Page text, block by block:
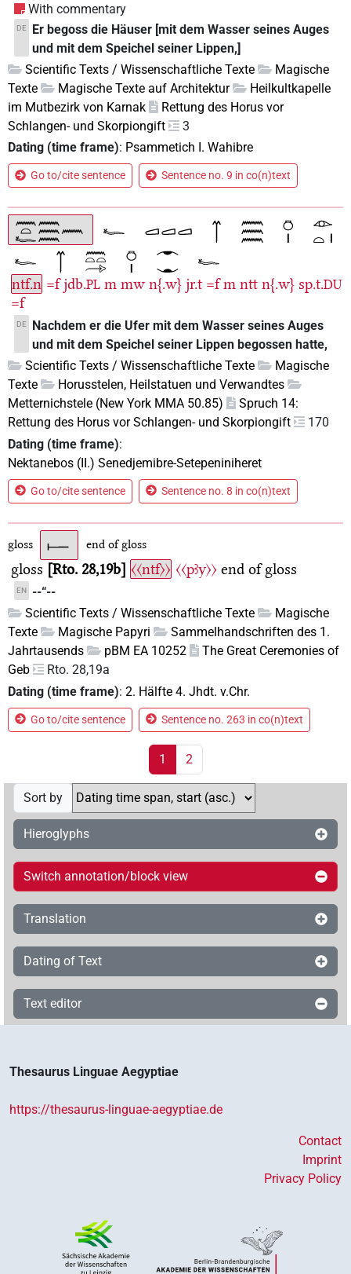
With commentary
DE
Er begoss die Häuser [mit dem Wasser seines Auges
und mit dem Speichel seiner Lippen,]
Scientific Texts / Wissenschaftliche Texte
Magische
Texte
Magische Texte auf Architektur
Heilkultkapelle
im Mutbezirk von Karnak
Rettung des Horus vor
Schlangen- und Skorpiongift
3
Dating (time frame): Psammetich I. Wahibre
Go to/cite sentence Sentence no. 9 in co(n)text
ntf.n =f jdb.PL m mw n{.w} jr.t =f m ntt n{.w} sp.t.DU
=f
DE
Nachdem er die Ufer mit dem Wasser seines Auges
und mit dem Speichel seiner Lippen begossen hatte,
Scientific Texts / Wissenschaftliche Texte
Magische
Texte
Horusstelen, Heilstatuen und Verwandtes
Metternichstele (New York MMA 50.85)
Spruch 14:
Rettung des Horus vor Schlangen- und Skorpiongift
170
Dating (time frame):
Nektanebos (II.) Senedjemibre-Setepeniniheret
Go to/cite sentence Sentence no. 8 in co(n)text
gloss end of gloss
gloss Rto. 28,19b 〈〈ntf〉〉 〈〈pꜣy〉〉 end of gloss
EN
--“--
Scientific Texts / Wissenschaftliche Texte
Magische
Texte
Magische Papyri
Sammelhandschriften des 1.
Jahrtausends
pBM EA 10252
The Great Ceremonies of
Geb
Rto. 28,19a
Dating (time frame): 2. Hälfte 4. Jhdt. v.Chr.
Go to/cite sentence Sentence no. 263 in co(n)text
1 2
Sort by
Hieroglyphs
Switch annotation/block view
Translation
Dating of Text
Text editor
Thesaurus Linguae Aegyptiae
https://thesaurus-linguae-aegyptiae.de
Contact
Imprint
Privacy Policy